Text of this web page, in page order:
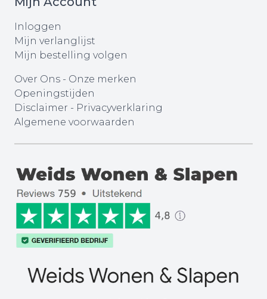
Inloggen
Mijn verlanglijst
Mijn bestelling volgen
Over Ons - Onze merken
Openingstijden
Disclaimer - Privacyverklaring
Algemene voorwaarden